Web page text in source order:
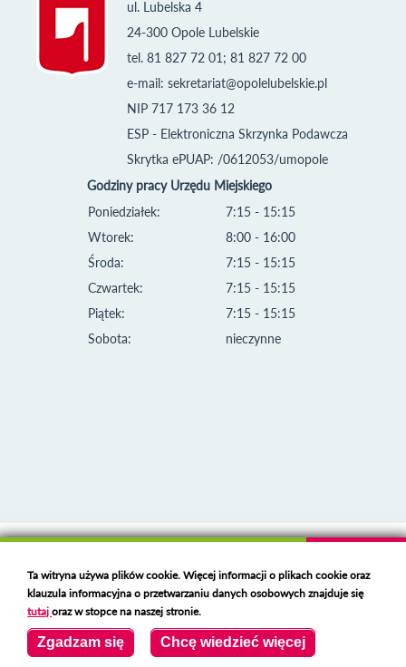
ul. Lubelska 4
24-300 Opole Lubelskie
tel. 81 827 72 01; 81 827 72 00
e-mail: sekretariat@opolelubelskie.pl
NIP 717 173 36 12
ESP - Elektroniczna Skrzynka Podawcza
Skrytka ePUAP: /0612053/umopole
Godziny pracy Urzędu Miejskiego
Poniedziałek:
Wtorek:
Środa:
Czwartek:
Piątek:
Sobota:
7:15 - 15:15
8:00 - 16:00
7:15 - 15:15
7:15 - 15:15
7:15 - 15:15
nieczynne
Deklaracja dostępności
Polski serwer RBLhttps://polspam.pl/
Copyright 2023 Urząd Miejski w Opolu Lubelskim
Created byVOBACOM Odnośnik otworzy się w nowym oknie
Ta witryna używa plików cookie. Więcej informacji o plikach cookie oraz
klauzula informacyjna o przetwarzaniu danych osobowych znajduje się
tutajoraz w stopce na naszej stronie.
Zgadzam się Chcę wiedzieć więcej